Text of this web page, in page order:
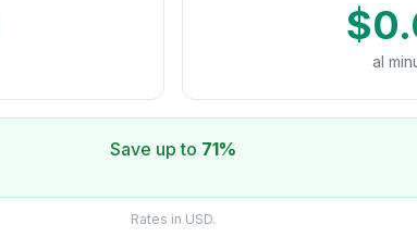
al
Save up to 71%
Rates in USD.